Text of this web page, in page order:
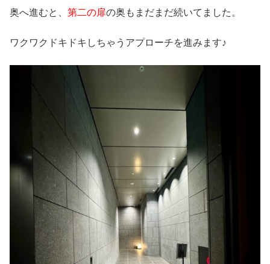
奥へ進むと、 第二の扉の奥もまだまだ続いてました。
ワクワクドキドキしちゃうアプローチを進みます♪